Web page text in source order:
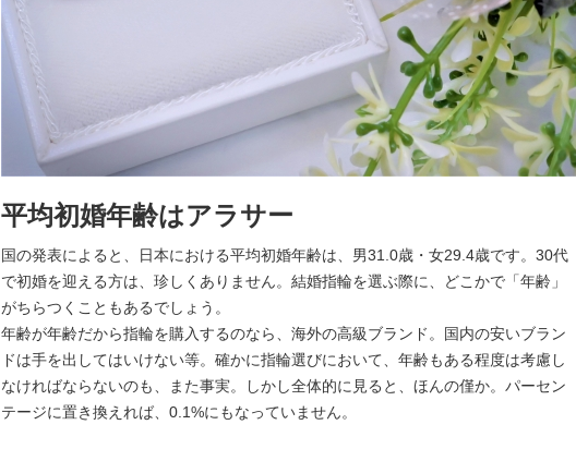
平均初婚年齢はアラサー
国の発表によると、日本における平均初婚年齢は、男31.0歳・女29.4歳です。30代
で初婚を迎える方は、珍しくありません。結婚指輪を選ぶ際に、どこかで「年齢」
がちらつくこともあるでしょう。
年齢が年齢だから指輪を購入するのなら、海外の高級ブランド。国内の安いブラン
ドは手を出してはいけない等。確かに指輪選びにおいて、年齢もある程度は考慮し
なければならないのも、また事実。しかし全体的に見ると、ほんの僅か。パーセン
テージに置き換えれば、0.1%にもなっていません。